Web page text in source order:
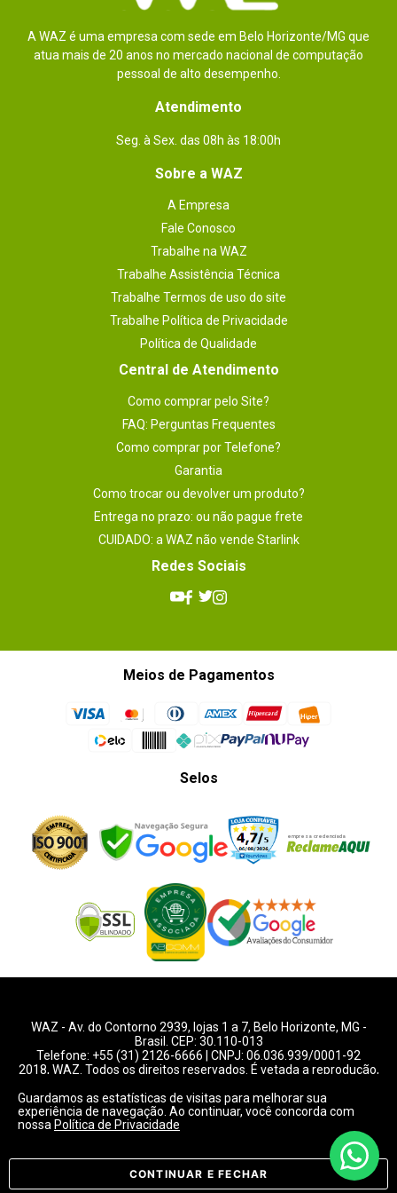
Processador
gráfico
Integrado Intel
1x Slot PCI Express 1x, 1x Slot PCI Express 16x
7.1 Canais
traseiro, 2 portas disponíveis através do conector
USB interno)
6x Portas USB 2.0 / 1.1 (2 portas no painel
traseiro, 4 portas disponíveis através dos
conectores USB internos)
22,6 cm x 18,5 cm
BIOS:
Uso de AMI UEFI BIOS licenciado
INTEL
A WAZ é uma empresa com sede em Belo Horizonte/MG que
atua mais de 20 anos no mercado nacional de computação
pessoal de alto desempenho.
Atendimento
Seg. à Sex. das 08h às 18:00h
Sobre a WAZ
A Empresa
Fale Conosco
Trabalhe na WAZ
Trabalhe Assistência Técnica
Trabalhe Termos de uso do site
Trabalhe Política de Privacidade
Política de Qualidade
Central de Atendimento
Como comprar pelo Site?
FAQ: Perguntas Frequentes
Como comprar por Telefone?
Garantia
Como trocar ou devolver um produto?
Entrega no prazo: ou não pague frete
CUIDADO: a WAZ não vende Starlink
Redes Sociais
Meios de Pagamentos
Selos
WAZ - Av. do Contorno 2939, lojas 1 a 7, Belo Horizonte, MG -
Brasil. CEP: 30.110-013
Telefone: +55 (31) 2126-6666 | CNPJ: 06.036.939/0001-92
2018, WAZ. Todos os direitos reservados. É vetada a reprodução,
Preços e condições de pagamentos válidos exclusivamente
para compras pelo website.
Guardamos as estatísticas de visitas para melhorar sua
experiência de navegação. Ao continuar, você concorda com
nossa Política de Privacidade
CONTINUAR E FECHAR